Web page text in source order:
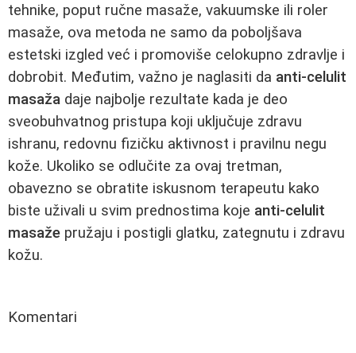
tehnike, poput ručne masaže, vakuumske ili roler
masaže, ova metoda ne samo da poboljšava
estetski izgled već i promoviše celokupno zdravlje i
dobrobit. Međutim, važno je naglasiti da anti-celulit
masaža daje najbolje rezultate kada je deo
sveobuhvatnog pristupa koji uključuje zdravu
ishranu, redovnu fizičku aktivnost i pravilnu negu
kože. Ukoliko se odlučite za ovaj tretman,
obavezno se obratite iskusnom terapeutu kako
biste uživali u svim prednostima koje anti-celulit
masaže pružaju i postigli glatku, zategnutu i zdravu
kožu.
Komentari